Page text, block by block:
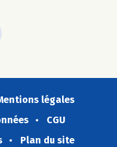
légales
CGU
Plan du site